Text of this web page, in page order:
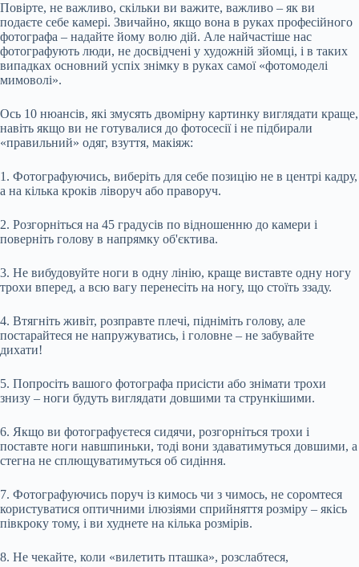
Повірте, не важливо, скільки ви важите, важливо – як ви
подаєте себе камері. Звичайно, якщо вона в руках професійного
фотографа – надайте йому волю дій. Але найчастіше нас
фотографують люди, не досвідчені у художній зйомці, і в таких
випадках основний успіх знімку в руках самої «фотомоделі
мимоволі».
Ось 10 нюансів, які змусять двомірну картинку виглядати краще,
навіть якщо ви не готувалися до фотосесії і не підбирали
«правильний» одяг, взуття, макіяж:
1. Фотографуючись, виберіть для себе позицію не в центрі кадру,
а на кілька кроків ліворуч або праворуч.
2. Розгорніться на 45 градусів по відношенню до камери і
поверніть голову в напрямку об'єктива.
3. Не вибудовуйте ноги в одну лінію, краще виставте одну ногу
трохи вперед, а всю вагу перенесіть на ногу, що стоїть ззаду.
4. Втягніть живіт, розправте плечі, підніміть голову, але
постарайтеся не напружуватись, і головне – не забувайте
дихати!
5. Попросіть вашого фотографа присісти або знімати трохи
знизу – ноги будуть виглядати довшими та стрункішими.
6. Якщо ви фотографуєтеся сидячи, розгорніться трохи і
поставте ноги навшпиньки, тоді вони здаватимуться довшими, а
стегна не сплющуватимуться об сидіння.
7. Фотографуючись поруч із кимось чи з чимось, не соромтеся
користуватися оптичними ілюзіями сприйняття розміру – якісь
півкроку тому, і ви худнете на кілька розмірів.
8. Не чекайте, коли «вилетить пташка», розслабтеся,